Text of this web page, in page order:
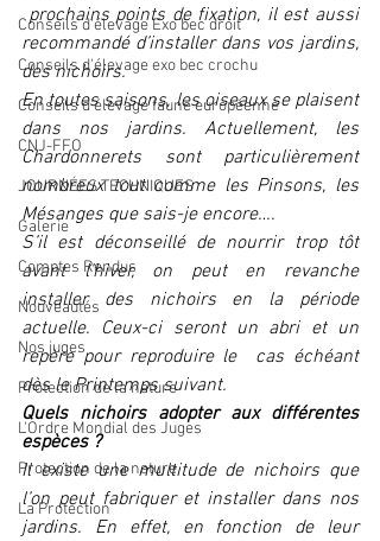
Conseils d'élevage Exo bec droit
Conseils d'élevage exo bec crochu
Conseils d'élevage faune européenne
CNJ-FFO
JOURNÉES TECHNIQUES
Galerie
Comptes Rendus
Nouveautés
Nos juges
Protection de la nature
L'Ordre Mondial des Juges
Protection de la nature
La Protection
prochains points de fixation, il est aussi
recommandé d’installer dans vos jardins,
des nichoirs.
En toutes saisons, les oiseaux se plaisent
dans nos jardins. Actuellement, les
Chardonnerets sont particulièrement
nombreux tout comme les Pinsons, les
Mésanges que sais-je encore….
S’il est déconseillé de nourrir trop tôt
avant l’hiver, on peut en revanche
installer des nichoirs en la période
actuelle. Ceux-ci seront un abri et un
repère pour reproduire le  cas échéant
dès le Printemps suivant.
Quels nichoirs adopter aux différentes
espèces ?
Il existe une multitude de nichoirs que
l’on peut fabriquer et installer dans nos
jardins. En effet, en fonction de leur